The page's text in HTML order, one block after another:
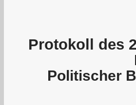
Protokoll des
Politischer